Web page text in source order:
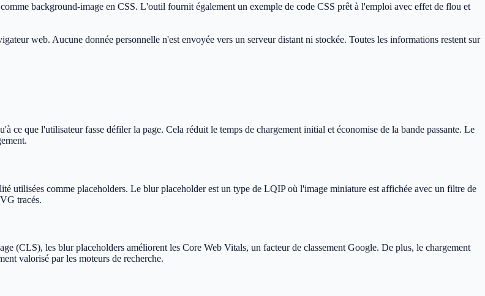
background-image en CSS. L'outil fournit également un exemple de code CSS prêt à l'emploi avec effet de flou et
web. Aucune donnée personnelle n'est envoyée vers un serveur distant ni stockée. Toutes les informations restent sur
ce que l'utilisateur fasse défiler la page. Cela réduit le temps de chargement initial et économise de la bande passante. Le
utilisées comme placeholders. Le blur placeholder est un type de LQIP où l'image miniature est affichée avec un filtre de
tracés.
(CLS), les blur placeholders améliorent les Core Web Vitals, un facteur de classement Google. De plus, le chargement
valorisé par les moteurs de recherche.